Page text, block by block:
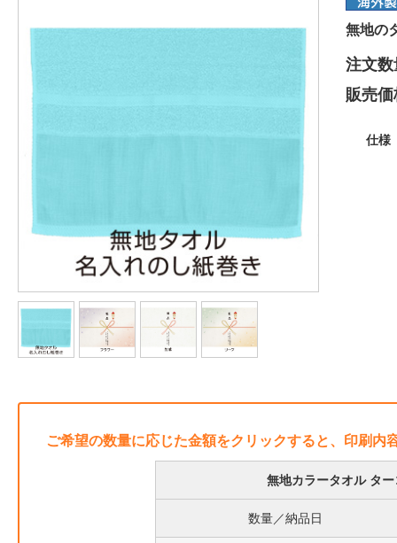
無地の
注文数
販売価
仕様
ご希望の数量に応じた金額をクリックすると、印刷内
無地カラータオル タ
数量／納品日